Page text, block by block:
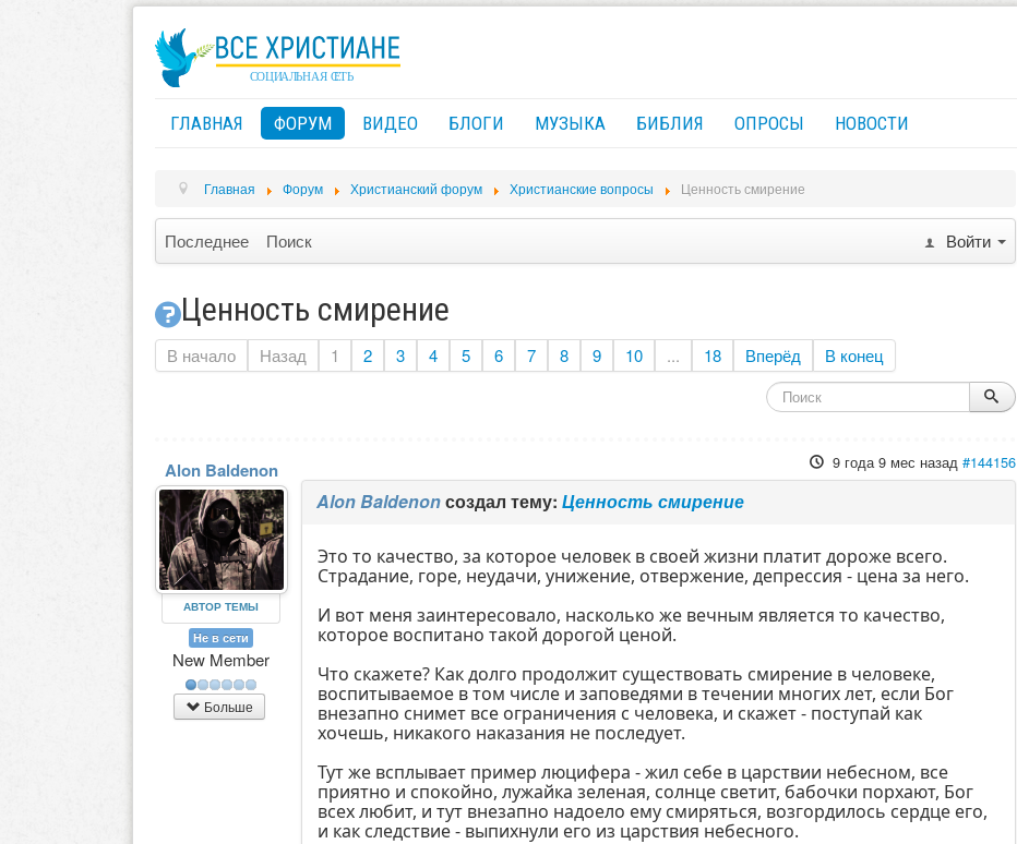
ГЛАВНАЯ ФОРУМ ВИДЕО БЛОГИ МУЗЫКА БИБЛИЯ ОПРОСЫ НОВОСТИ
Главная Форум Христианский форум Христианские вопросы Ценность смирение
Последнее Поиск Войти
Ценность смирение
В начало Назад 1 2 3 4 5 6 7 8 9 10 ... 18 Вперёд В конец
Alon Baldenon
АВТОР ТЕМЫ
Не в сети
New Member
Больше
9 года 9 мес назад #144156
Alon Baldenonсоздал тему:Ценность смирение
Это то качество, за которое человек в своей жизни платит дороже всего.
Страдание, горе, неудачи, унижение, отвержение, депрессия - цена за него.
И вот меня заинтересовало, насколько же вечным является то качество,
которое воспитано такой дорогой ценой.
Что скажете? Как долго продолжит существовать смирение в человеке,
воспитываемое в том числе и заповедями в течении многих лет, если Бог
внезапно снимет все ограничения с человека, и скажет - поступай как
хочешь, никакого наказания не последует.
Тут же всплывает пример люцифера - жил себе в царствии небесном, все
приятно и спокойно, лужайка зеленая, солнце светит, бабочки порхают, Бог
всех любит, и тут внезапно надоело ему смиряться, возгордилось сердце его,
и как следствие - выпихнули его из царствия небесного.